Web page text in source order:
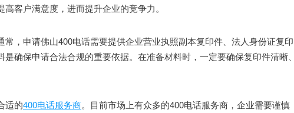
客户满意度，进而提升企业的竞争力。
，申请佛山400电话需要提供企业营业执照副本复印件、法人身份证复印
确保申请合法合规的重要依据。在准备材料时，一定要确保复印件清晰、
适的400电话服务商。目前市场上有众多的400电话服务商，企业需要谨慎